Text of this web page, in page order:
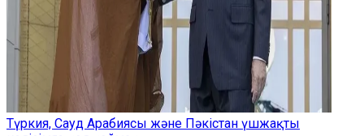
Түркия, Сауд Арабиясы және Пәкістан үшжақты